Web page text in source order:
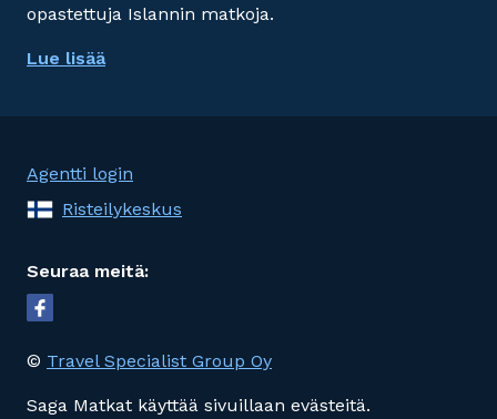
opastettuja Islannin matkoja.
Lue lisää
Agentti login
Risteilykeskus
Seuraa meitä:
© Travel Specialist Group Oy
Saga Matkat käyttää sivuillaan evästeitä.